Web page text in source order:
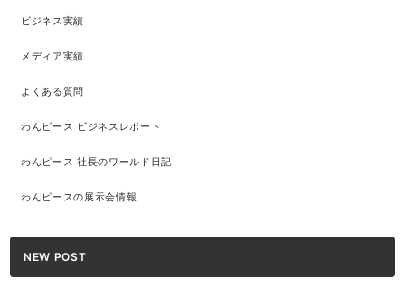
ビジネス実績
メディア実績
よくある質問
わんピース ビジネスレポート
わんピース 社長のワールド日記
わんピースの展示会情報
NEW POST